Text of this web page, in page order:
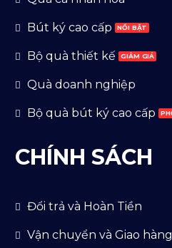
Bút ký cao cấp
Bộ quà thiết kế
Quà doanh nghiệp
Bộ quà bút ký cao cấp
CHÍNH SÁCH
Đổi trả và Hoàn Tiền
Vận chuyển và Giao hàng